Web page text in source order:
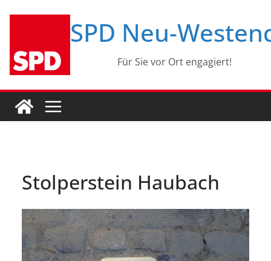
SPD Neu-
Für Sie vor Ort engagiert!
Stolperstein Haubach